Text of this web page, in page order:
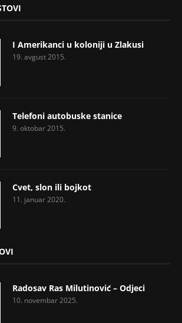
I Amerikanci u koloniji u Zlakusi
19. avgust 2015.
Telefoni autobuske stanice
9. oktobar 2015.
Cvet, slon ili bojkot
11. januar 2020.
Radosav Ras Milutinović – Odjeci
10. novembar 2025.